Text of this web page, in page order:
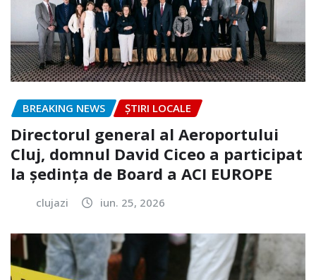
BREAKING NEWS ȘTIRI LOCALE
Directorul general al Aeroportului
Cluj, domnul David Ciceo a participat
la ședința de Board a ACI EUROPE
clujazi iun. 25, 2026